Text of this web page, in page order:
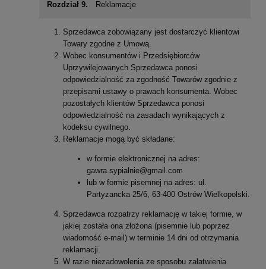
Rozdział 9. Reklamacje
Sprzedawca zobowiązany jest dostarczyć klientowi
Towary zgodne z Umową.
Wobec konsumentów i Przedsiębiorców
Uprzywilejowanych Sprzedawca ponosi
odpowiedzialność za zgodność Towarów zgodnie z
przepisami ustawy o prawach konsumenta. Wobec
pozostałych klientów Sprzedawca ponosi
odpowiedzialność na zasadach wynikających z
kodeksu cywilnego.
Reklamacje mogą być składane:
w formie elektronicznej na adres:
gawra.sypialnie@gmail.com
lub w formie pisemnej na adres: ul.
Partyzancka 25/6, 63-400 Ostrów Wielkopolski.
Sprzedawca rozpatrzy reklamację w takiej formie, w
jakiej została ona złożona (pisemnie lub poprzez
wiadomość e-mail) w terminie 14 dni od otrzymania
reklamacji.
W razie niezadowolenia ze sposobu załatwienia